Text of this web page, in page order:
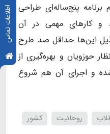
اطلاعات تماس
پنج‌ساله‌ای طراحی
و کارهای مهمی در آن
این‌ها حداقل صد طرح
حوزویان و بهره‌گیری از
و اجرای آن هم شروع
روحانیت
کشور